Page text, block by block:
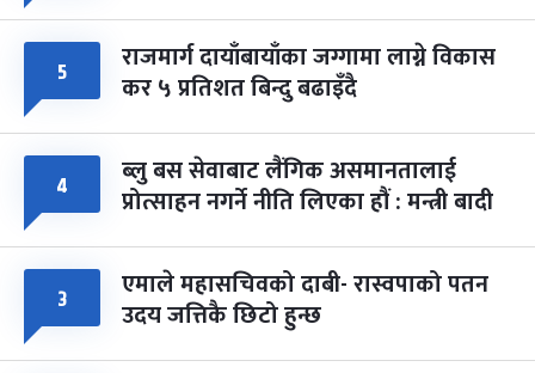
५ राजमार्ग दायाँबायाँका जग्गामा लाग्ने विकास
कर ५ प्रतिशत बिन्दु बढाइँदै
४ ब्लु बस सेवाबाट लैंगिक असमानतालाई
प्रोत्साहन नगर्ने नीति लिएका हौं : मन्त्री बादी
३ एमाले महासचिवको दाबी- रास्वपाको पतन
उदय जत्तिकै छिटो हुन्छ